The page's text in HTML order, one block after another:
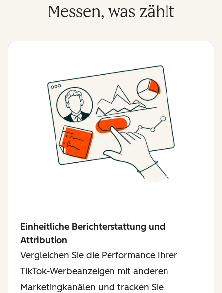
Messen, was zählt
Einheitliche Berichterstattung und
Attribution
Vergleichen Sie die Performance Ihrer
TikTok-Werbeanzeigen mit anderen
Marketingkanälen und tracken Sie